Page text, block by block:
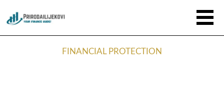
FINANCIAL PROTECTION